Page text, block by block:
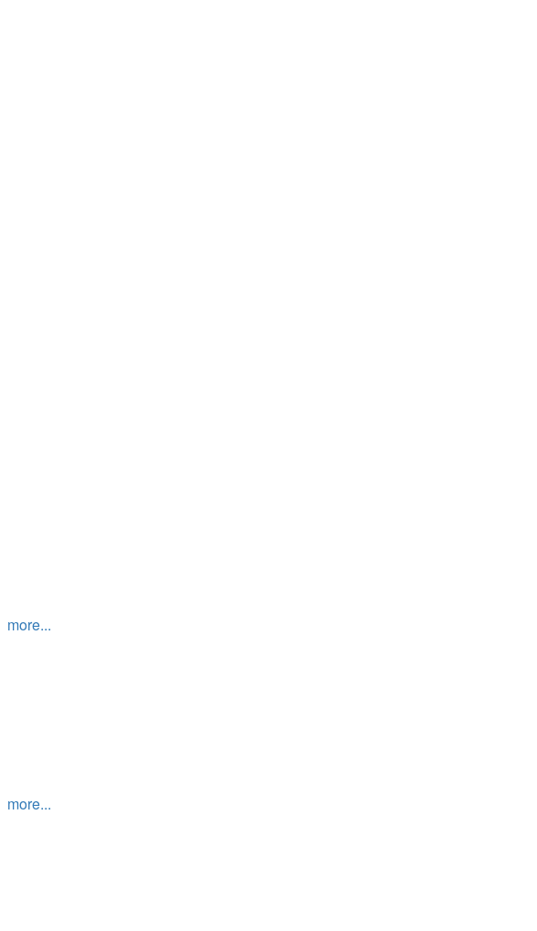
more...
more...